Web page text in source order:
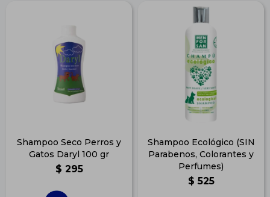
Shampoo Seco Perros y
Gatos Daryl 100 gr
$ 295
Shampoo Ecológico (SIN
Parabenos, Colorantes y
Perfumes)
$ 525